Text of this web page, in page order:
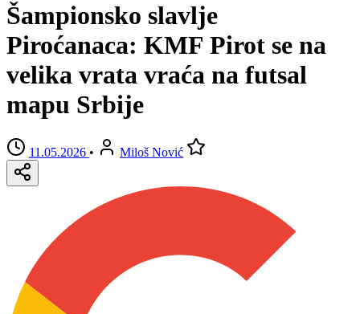
Šampionsko slavlje
Piroćanaca: KMF Pirot se na
velika vrata vraća na futsal
mapu Srbije
11.05.2026 • Miloš Nović